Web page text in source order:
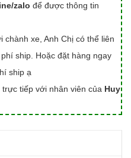
zalo để được thông tin
xe, Anh Chị có thể liên
ship. Hoặc đặt hàng ngay
ship ạ
tiếp với nhân viên của Huy